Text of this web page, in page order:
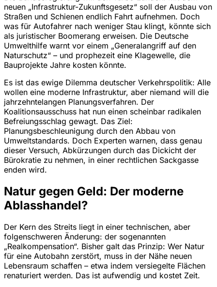
neuen „Infrastruktur-Zukunftsgesetz“ soll der Ausbau von
Straßen und Schienen endlich Fahrt aufnehmen. Doch
was für Autofahrer nach weniger Stau klingt, könnte sich
als juristischer Boomerang erweisen. Die Deutsche
Umwelthilfe warnt vor einem „Generalangriff auf den
Naturschutz“ – und prophezeit eine Klagewelle, die
Bauprojekte Jahre kosten könnte.
Es ist das ewige Dilemma deutscher Verkehrspolitik: Alle
wollen eine moderne Infrastruktur, aber niemand will die
jahrzehntelangen Planungsverfahren. Der
Koalitionsausschuss hat nun einen scheinbar radikalen
Befreiungsschlag gewagt. Das Ziel:
Planungsbeschleunigung durch den Abbau von
Umweltstandards. Doch Experten warnen, dass genau
dieser Versuch, Abkürzungen durch das Dickicht der
Bürokratie zu nehmen, in einer rechtlichen Sackgasse
enden wird.
Natur gegen Geld: Der moderne
Ablasshandel?
Der Kern des Streits liegt in einer technischen, aber
folgenschweren Änderung: der sogenannten
„Realkompensation“. Bisher galt das Prinzip: Wer Natur
für eine Autobahn zerstört, muss in der Nähe neuen
Lebensraum schaffen – etwa indem versiegelte Flächen
renaturiert werden. Das ist aufwendig und kostet Zeit.